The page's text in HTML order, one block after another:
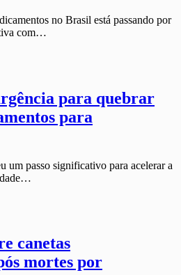
no Brasil está passando por
com…
para quebrar
para
um passo significativo para acelerar a
canetas
mortes por